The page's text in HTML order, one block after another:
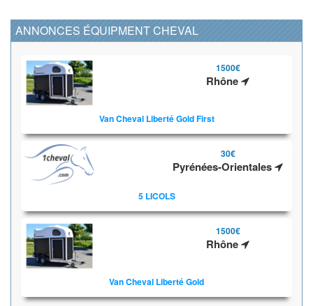
ANNONCES ÉQUIPMENT CHEVAL
1500€
Rhône
Van Cheval Liberté Gold First
30€
Pyrénées-Orientales
5 LICOLS
1500€
Rhône
Van Cheval Liberté Gold